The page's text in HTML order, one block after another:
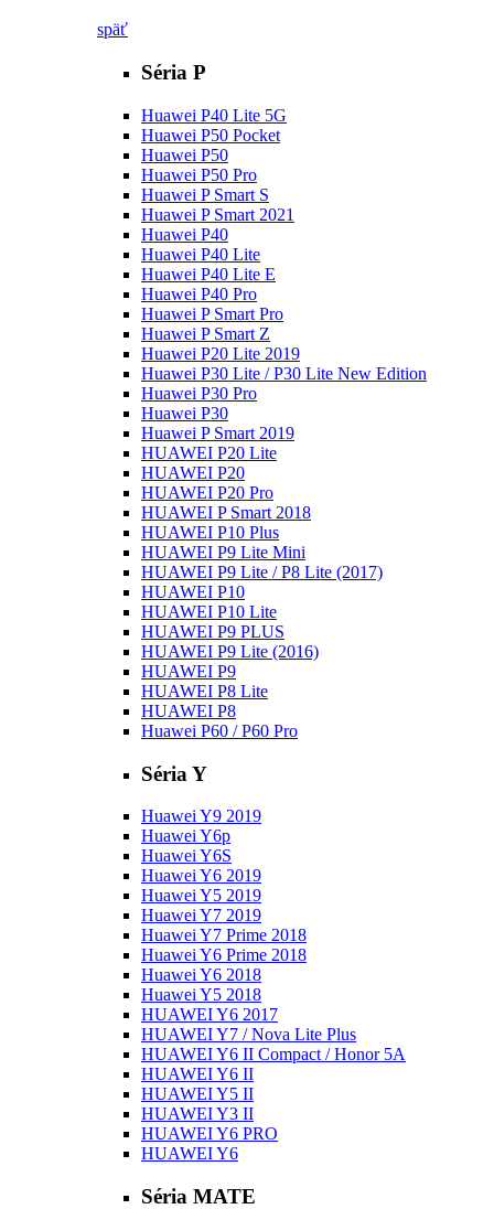
späť
Séria P
Huawei P40 Lite 5G
Huawei P50 Pocket
Huawei P50
Huawei P50 Pro
Huawei P Smart S
Huawei P Smart 2021
Huawei P40
Huawei P40 Lite
Huawei P40 Lite E
Huawei P40 Pro
Huawei P Smart Pro
Huawei P Smart Z
Huawei P20 Lite 2019
Huawei P30 Lite / P30 Lite New Edition
Huawei P30 Pro
Huawei P30
Huawei P Smart 2019
HUAWEI P20 Lite
HUAWEI P20
HUAWEI P20 Pro
HUAWEI P Smart 2018
HUAWEI P10 Plus
HUAWEI P9 Lite Mini
HUAWEI P9 Lite / P8 Lite (2017)
HUAWEI P10
HUAWEI P10 Lite
HUAWEI P9 PLUS
HUAWEI P9 Lite (2016)
HUAWEI P9
HUAWEI P8 Lite
HUAWEI P8
Huawei P60 / P60 Pro
Séria Y
Huawei Y9 2019
Huawei Y6p
Huawei Y6S
Huawei Y6 2019
Huawei Y5 2019
Huawei Y7 2019
Huawei Y7 Prime 2018
Huawei Y6 Prime 2018
Huawei Y6 2018
Huawei Y5 2018
HUAWEI Y6 2017
HUAWEI Y7 / Nova Lite Plus
HUAWEI Y6 II Compact / Honor 5A
HUAWEI Y6 II
HUAWEI Y5 II
HUAWEI Y3 II
HUAWEI Y6 PRO
HUAWEI Y6
Séria MATE